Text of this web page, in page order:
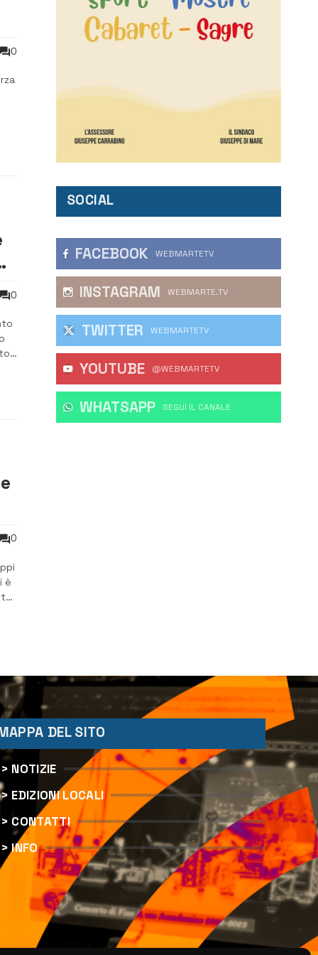
0
0
0
è
SOCIAL
FACEBOOK WEBMARTETV
INSTAGRAM WEBMARTE.TV
TWITTER WEBMARTETV
YOUTUBE @WEBMARTETV
WHATSAPP ‎SEGUI IL CANALE
DEL SITO
> NOTIZIE
> EDIZIONI LOCALI
> CONTATTI
> INFO